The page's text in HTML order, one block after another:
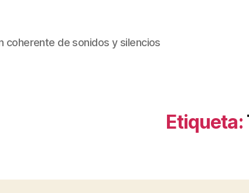
coherente de sonidos y silencios
Etiqueta: